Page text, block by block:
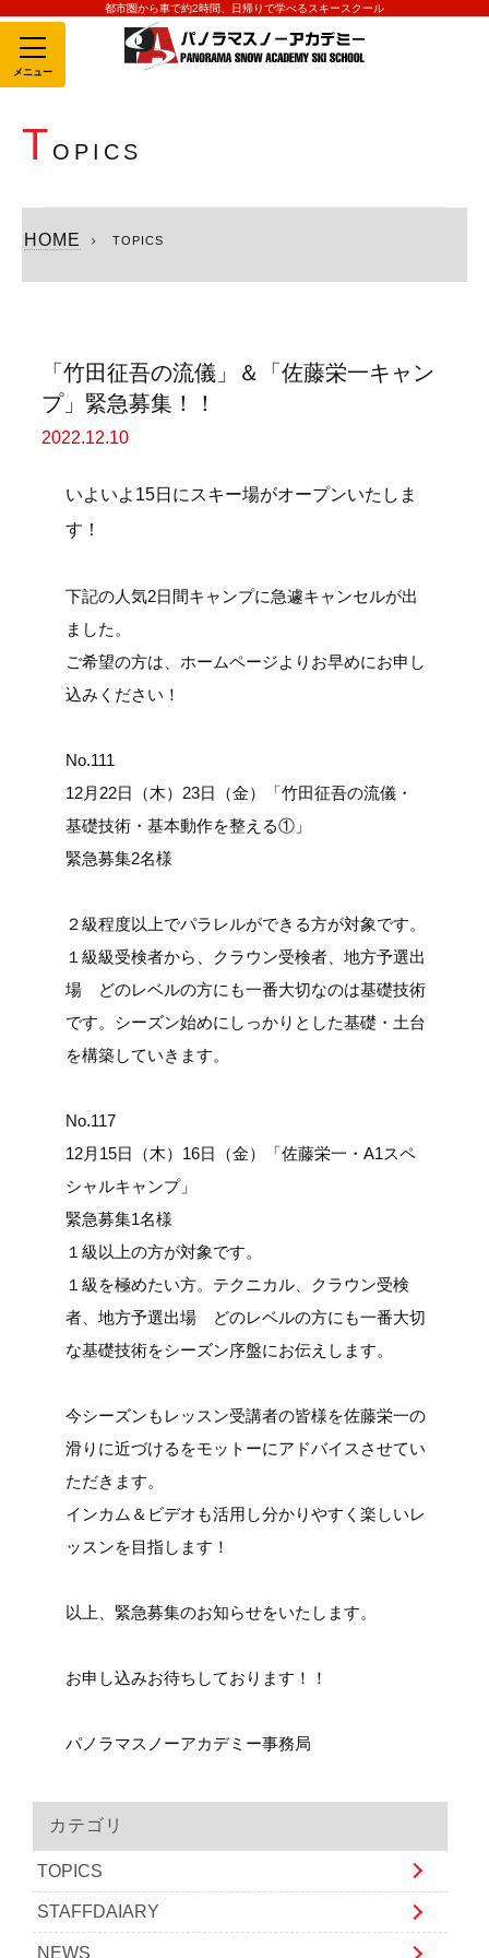
都市圏から車で約2時間、日帰りで学べるスキースクール
MENU
T OPICS
HOME TOPICS
「竹田征吾の流儀」＆「佐藤栄一キャン
プ」緊急募集！！
2022.12.10
いよいよ15日にスキー場がオープンいたしま
す！
下記の人気2日間キャンプに急遽キャンセルが出
ました。
ご希望の方は、ホームページよりお早めにお申し
込みください！
No.111
12月22日（木）23日（金）「竹田征吾の流儀・
基礎技術・基本動作を整える①」
緊急募集2名様
２級程度以上でパラレルができる方が対象です。
１級級受検者から、クラウン受検者、地方予選出
場 どのレベルの方にも一番大切なのは基礎技術
です。シーズン始めにしっかりとした基礎・土台
を構築していきます。
No.117
12月15日（木）16日（金）「佐藤栄一・A1スペ
シャルキャンプ」
緊急募集1名様
１級以上の方が対象です。
１級を極めたい方。テクニカル、クラウン受検
者、地方予選出場 どのレベルの方にも一番大切
な基礎技術をシーズン序盤にお伝えします。
今シーズンもレッスン受講者の皆様を佐藤栄一の
滑りに近づけるをモットーにアドバイスさせてい
ただきます。
インカム＆ビデオも活用し分かりやすく楽しいレ
ッスンを目指します！
以上、緊急募集のお知らせをいたします。
お申し込みお待ちしております！！
パノラマスノーアカデミー事務局
カテゴリ
TOPICS
STAFFDAIARY
NEWS